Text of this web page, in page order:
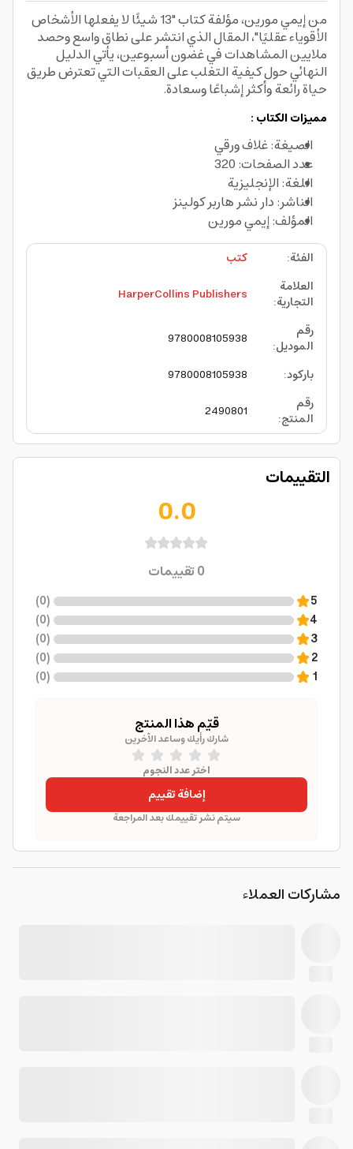
من إيمي مورين، مؤلفة كتاب "13 شيئًا لا يفعلها الأشخاص
الأقوياء عقليًا"، المقال الذي انتشر على نطاق واسع وحصد
ملايين المشاهدات في غضون أسبوعين، يأتي الدليل
النهائي حول كيفية التغلب على العقبات التي تعترض طريق
حياة رائعة وأكثر إشباعًا وسعادة.
مميزات الكتاب :
الصيغة: غلاف ورقي
عدد الصفحات: 320
اللغة: الإنجليزية
الناشر: دار نشر هاربر كولينز
المؤلف: إيمي مورين
الفئة:
كتب
العلامة
التجارية:
HarperCollins Publishers
رقم
الموديل:
9780008105938
باركود:
9780008105938
رقم
المنتج:
2490801
التقييمات
0.0
0تقييمات
5
(
0
)
4
(
0
)
3
(
0
)
2
(
0
)
1
(
0
)
قيّم هذا المنتج
شارك رأيك وساعد الآخرين
اختر عدد النجوم
إضافة تقييم
سيتم نشر تقييمك بعد المراجعة
مشاركات العملاء